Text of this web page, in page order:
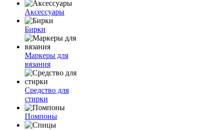
Аксессуары
Бирки
Маркеры для
вязания
Средство для
стирки
Помпоны